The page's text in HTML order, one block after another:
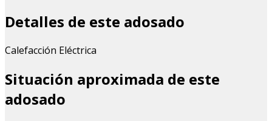
Detalles de este adosado
Calefacción Eléctrica
Situación aproximada de este
adosado